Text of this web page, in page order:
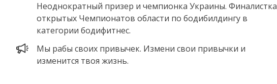
Неоднократный призер и чемпионка Украины. Финалистка
открытых Чемпионатов области по бодибилдингу в
категории бодифитнес.
Мы рабы своих привычек. Измени свои привычки и
изменится твоя жизнь.